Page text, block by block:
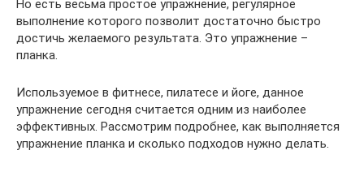
Но есть весьма простое упражнение, регулярное
выполнение которого позволит достаточно быстро
достичь желаемого результата. Это упражнение –
планка.
Используемое в фитнесе, пилатесе и йоге, данное
упражнение сегодня считается одним из наиболее
эффективных. Рассмотрим подробнее, как выполняется
упражнение планка и сколько подходов нужно делать.